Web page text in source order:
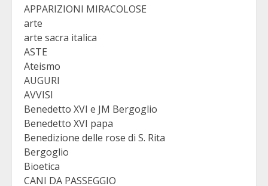
APPARIZIONI MIRACOLOSE
arte
arte sacra italica
ASTE
Ateismo
AUGURI
AVVISI
Benedetto XVI e JM Bergoglio
Benedetto XVI papa
Benedizione delle rose di S. Rita
Bergoglio
Bioetica
CANI DA PASSEGGIO